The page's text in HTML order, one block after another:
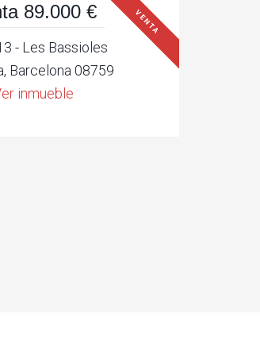
89.000 € VENTA
- Les Bassioles
Barcelona 08759
inmueble